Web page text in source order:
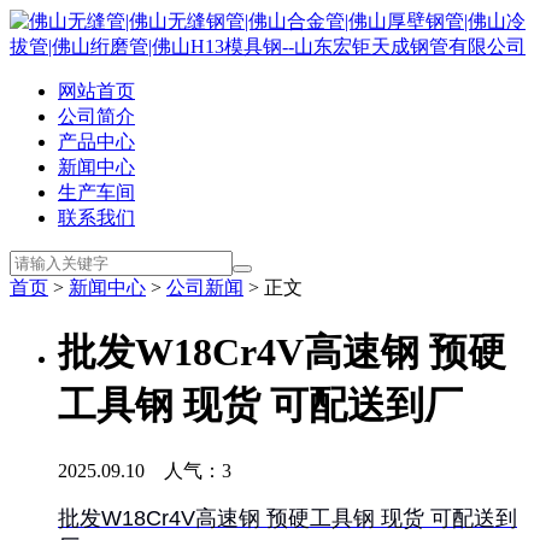
网站首页
公司简介
产品中心
新闻中心
生产车间
联系我们
首页 > 新闻中心 > 公司新闻 > 正文
批发W18Cr4V高速钢 预硬
工具钢 现货 可配送到厂
2025.09.10 人气： 3
批发W18Cr4V高速钢 预硬工具钢 现货 可配送到